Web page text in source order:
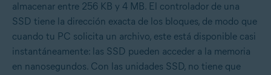
almacenar entre 256 KB y 4 MB. El controlador de una
SSD tiene la dirección exacta de los bloques, de modo que
cuando tu PC solicita un archivo, este está disponible casi
instantáneamente: las SSD pueden acceder a la memoria
en nanosegundos. Con las unidades SSD, no tiene que